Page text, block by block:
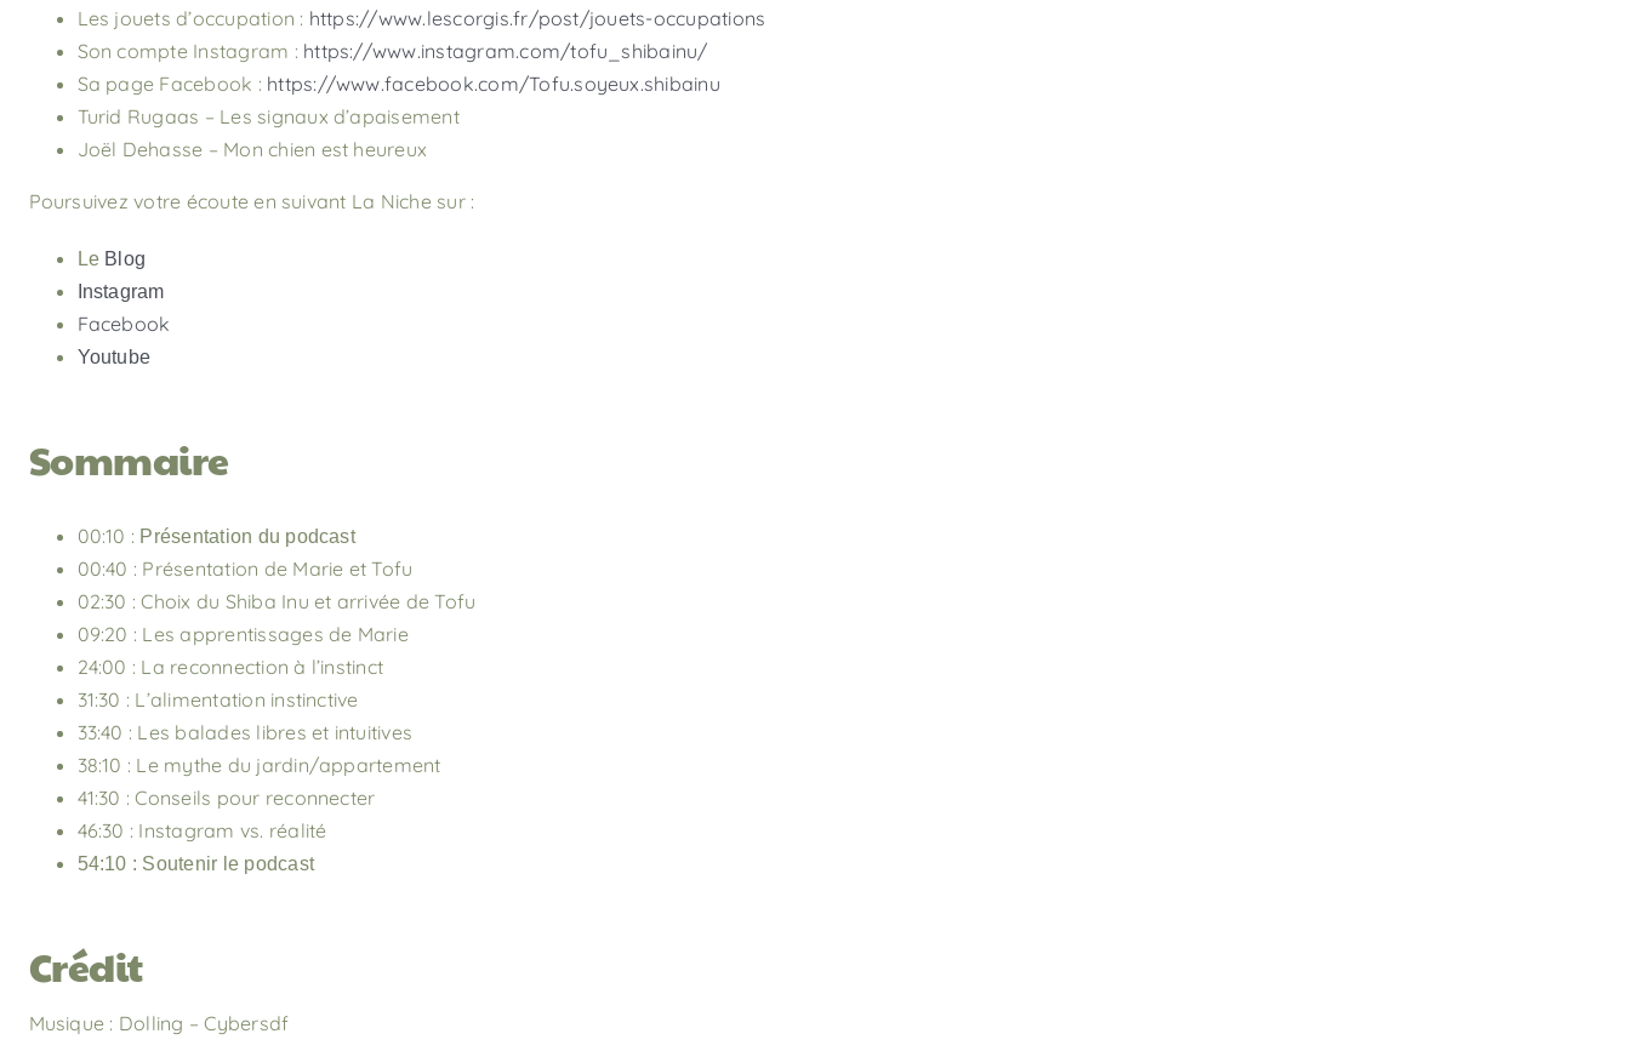
Les jouets d’occupation : https://www.lescorgis.fr/post/jouets-occupations
Son compte Instagram : https://www.instagram.com/tofu_shibainu/
Sa page Facebook : https://www.facebook.com/Tofu.soyeux.shibainu
Turid Rugaas – Les signaux d’apaisement
Joël Dehasse – Mon chien est heureux
Poursuivez votre écoute en suivant La Niche sur :
Le Blog
Instagram
Facebook
Youtube
Sommaire
00:10 : Présentation du podcast
00:40 : Présentation de Marie et Tofu
02:30 : Choix du Shiba Inu et arrivée de Tofu
09:20 : Les apprentissages de Marie
24:00 : La reconnection à l’instinct
31:30 : L’alimentation instinctive
33:40 : Les balades libres et intuitives
38:10 : Le mythe du jardin/appartement
41:30 : Conseils pour reconnecter
46:30 : Instagram vs. réalité
54:10 : Soutenir le podcast
Crédit
Musique : Dolling – Cybersdf